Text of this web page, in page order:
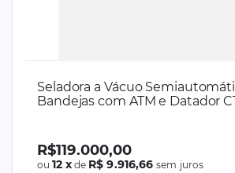
Seladora a Vácuo
Bandejas com ATM e Datador
R$119.000,00
ou12 xde R$ 9.916,66 sem juros